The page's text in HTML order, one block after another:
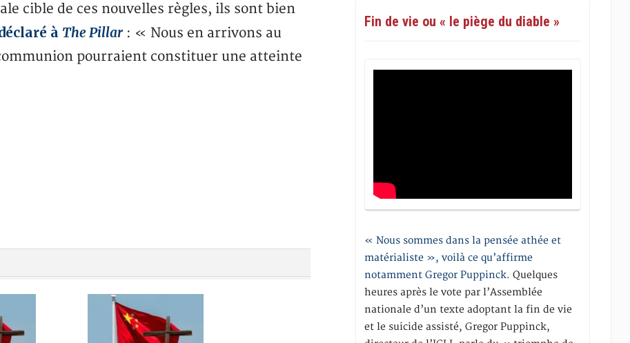
cible de ces nouvelles règles, ils sont bien
à The Pillar: « Nous en arrivons au
pourraient constituer une atteinte
Fin de vie ou « le piège du diable »
« Nous sommes dans la pensée athée et
matérialiste », voilà ce qu’affirme
notamment Gregor Puppinck. Quelques
heures après le vote par l’Assemblée
nationale d’un texte adoptant la fin de vie
et le suicide assisté, Gregor Puppinck,